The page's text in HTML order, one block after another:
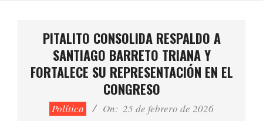
PITALITO CONSOLIDA RESPALDO A
SANTIAGO BARRETO TRIANA Y
FORTALECE SU REPRESENTACIÓN EN EL
CONGRESO
Política On: 25 de febrero de 2026